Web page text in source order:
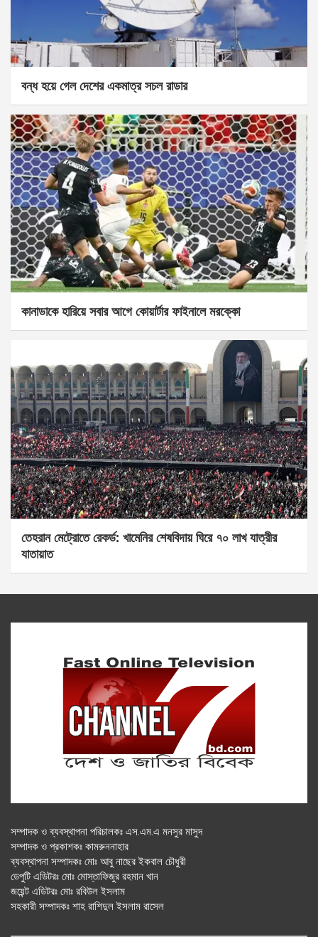
বন্ধ হয়ে গেল দেশের একমাত্র সচল রাডার
কানাডাকে হারিয়ে সবার আগে কোয়ার্টার ফাইনালে মরক্কো
তেহরান মেট্রোতে রেকর্ড: খামেনির শেষবিদায় ঘিরে ৭০ লাখ যাত্রীর
যাতায়াত
সম্পাদক ও ব্যবস্থাপনা পরিচালকঃ এস.এম.এ মনসুর মাসুদ
সম্পাদক ও প্রকাশকঃ কামরুননাহার
ব্যবস্থাপনা সম্পাদকঃ মোঃ আবু নাছের ইকবাল চৌধুরী
ডেপুটি এডিটরঃ মোঃ মোস্তাফিজুর রহমান খান
জয়েন্ট এডিটরঃ মোঃ রবিউল ইসলাম
সহকারী সম্পাদকঃ শাহ রাশিদুল ইসলাম রাসেল